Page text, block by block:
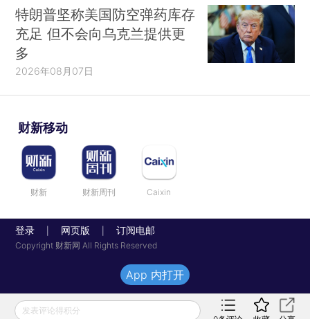
特朗普坚称美国防空弹药库存
充足 但不会向乌克兰提供更
多
2026年08月07日
财新移动
财新 财新周刊 Caixin
登录 网页版 订阅电邮
Copyright 财新网 All Rights Reserved
发表评论得积分
App 内打开